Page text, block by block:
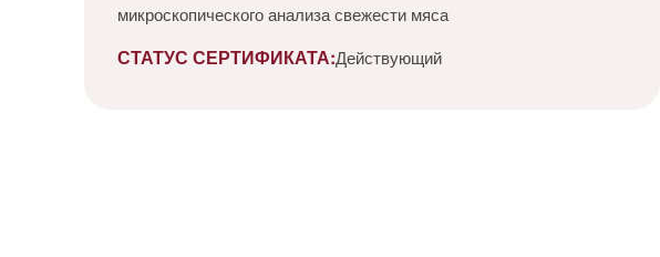
микроскопического анализа свежести мяса
СТАТУС СЕРТИФИКАТА:Действующий